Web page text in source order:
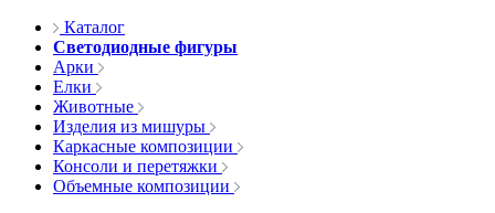
Каталог
Светодиодные фигуры
Арки
Елки
Животные
Изделия из мишуры
Каркасные композиции
Консоли и перетяжки
Объемные композиции